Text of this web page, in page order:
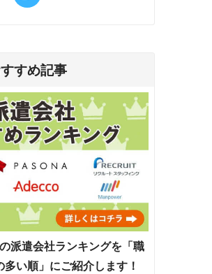
すめ記事
派遣会社ランキングを「職
い順」にご紹介します！